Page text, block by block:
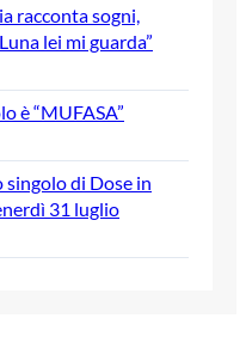
racconta sogni,
lei mi guarda”
è “MUFASA”
singolo di Dose in
31 luglio